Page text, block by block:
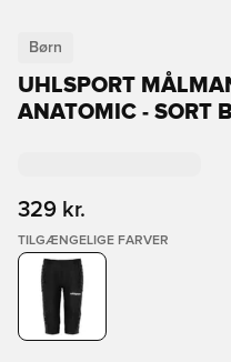
Børn
UHLSPORT
ANATOMIC - SORT
329 kr.
TILGÆNGELIGE FARVER